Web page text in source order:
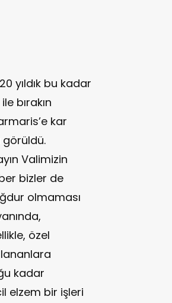
yıldık bu kadar
bırakın
kar
görüldü.
Valimizin
bizler de
olmaması
özel
kadar
elzem bir işleri